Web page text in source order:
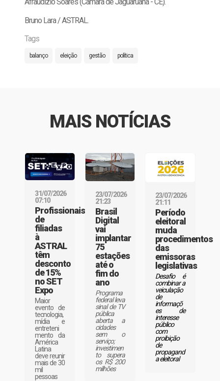
Bruno Lara / ASTRAL.
Tags
balanço eleição gestão política
MAIS NOTÍCIAS
31/07/2026
07:10
Profissionais
de
filiadas
à
ASTRAL
têm
desconto
de 15%
no SET
Expo
Maior
evento de
tecnologia,
mídia e
entreteni
mento da
América
Latina
deve reunir
mais de 30
mil
pessoas
23/07/2026
21:23
Brasil
Digital
vai
implantar
75
estações
até o
fim do
ano
Programa
federal leva
sinal de TV
pública
aberta a
cidades
sem o
serviço;
investimen
to supera
os R$ 200
milhões
23/07/2026
21:11
Período
eleitoral
muda
procedimentos
das
emissoras
legislativas
Desafio é
combinar a
veiculação
de
informaçõ
es de
interesse
público
com
proibição
de
propagand
a eleitoral